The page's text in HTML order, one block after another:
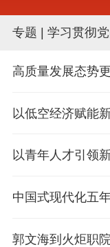
专题 | 学习贯彻
高质量发展态势
以低空经济赋能
以青年人才引领
中国式现代化五
郭文海到火炬职